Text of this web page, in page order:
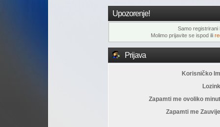
Upozorenje!
Samo registrirani
Molimo prijavite se ispod ili
Prijava
Korisničko
Zapamti me ovoliko
Zapamti me